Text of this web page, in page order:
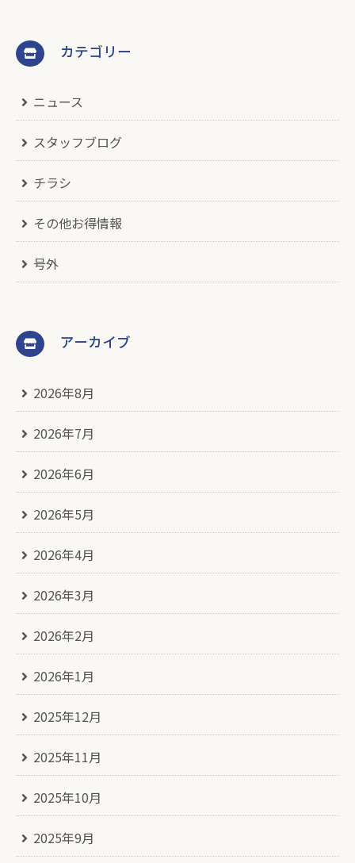
カテゴリー
ニュース
スタッフブログ
チラシ
その他お得情報
号外
アーカイブ
2026年8月
2026年7月
2026年6月
2026年5月
2026年4月
2026年3月
2026年2月
2026年1月
2025年12月
2025年11月
2025年10月
2025年9月